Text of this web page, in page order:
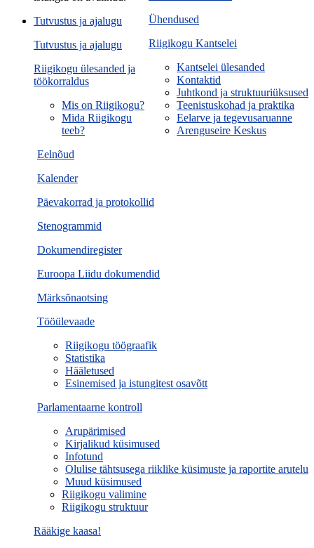
Ühendused
Riigikogu Kantselei
Kantselei ülesanded
Kontaktid
Juhtkond ja struktuuriüksused
Teenistuskohad ja praktika
Eelarve ja tegevusaruanne
Arenguseire Keskus
Eelnõud
Kalender
Päevakorrad ja protokollid
Stenogrammid
Dokumendiregister
Euroopa Liidu dokumendid
Märksõnaotsing
Tööülevaade
Riigikogu töögraafik
Statistika
Hääletused
Esinemised ja istungitest osavõtt
Parlamentaarne kontroll
Arupärimised
Kirjalikud küsimused
Infotund
Olulise tähtsusega riiklike küsimuste ja raportite arutelu
Muud küsimused
Tutvustus ja ajalugu
Tutvustus ja ajalugu
Riigikogu ülesanded ja
töökorraldus
Mis on Riigikogu?
Mida Riigikogu
teeb?
Riigikogu valimine
Riigikogu struktuur
Rääkige kaasa!